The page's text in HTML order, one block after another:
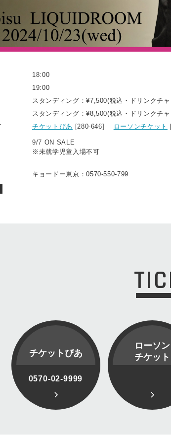
18:00
19:00
スタンディング：¥7,500(税込・ドリンクチ
スタンディング：¥8,500(税込・ドリンクチ
チケットぴあ [280-646] ローソンチケット
9/7 ON SALE
※未就学児童入場不可
キョードー東京：0570-550-799
チケットぴあ
0570-02-9999
ローソン
チケット